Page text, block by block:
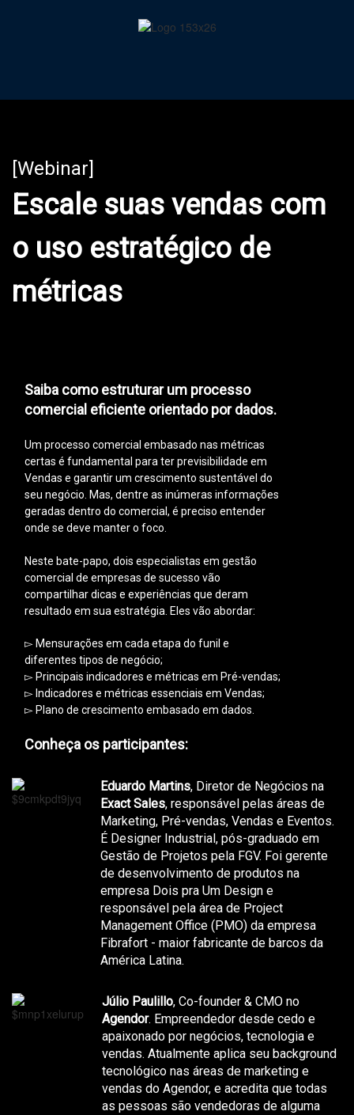
[Webinar]
Escale suas vendas com
o uso estratégico de
métricas
Saiba como estruturar um processo
comercial eficiente orientado pordados.
Um processo comercial embasado nas métricas
certas é fundamental para ter previsibilidade em
Vendas e garantir um crescimento sustentável do
seu negócio. Mas, dentre as inúmeras informações
geradas dentro do comercial, é preciso entender
onde se deve manter o foco.
Neste bate-papo, dois especialistas em gestão
comercial de empresas de sucesso vão
compartilhar dicas e experiências que deram
resultado em sua estratégia. Eles vão abordar:
▻ Mensurações em cada etapa do funil e
diferentes tipos de negócio;
▻ Principais indicadores e métricas em Pré-vendas;
▻ Indicadores e métricas essenciais em Vendas;
▻ Plano de crescimento embasado em dados.
Conheça os participantes:
Eduardo Martins, Diretor de Negócios na
Exact Sales, responsável pelas áreas de
Marketing, Pré-vendas, Vendas e Eventos.
É Designer Industrial, pós-graduado em
Gestão de Projetos pela FGV. Foi gerente
de desenvolvimento de produtos na
empresa Dois pra Um Design e
responsável pela área de Project
Management Office (PMO) da empresa
Fibrafort - maior fabricante de barcos da
América Latina.
Júlio Paulillo, Co-founder & CMO no
Agendor. Empreendedor desde cedo e
apaixonado por negócios, tecnologia e
vendas. Atualmente aplica seu background
tecnológico nas áreas de marketing e
vendas do Agendor, e acredita que todas
as pessoas são vendedoras de alguma